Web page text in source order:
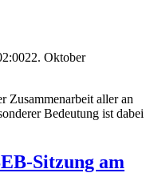
22. Oktober
Zusammenarbeit aller an
Bedeutung ist dabei
Sitzung am